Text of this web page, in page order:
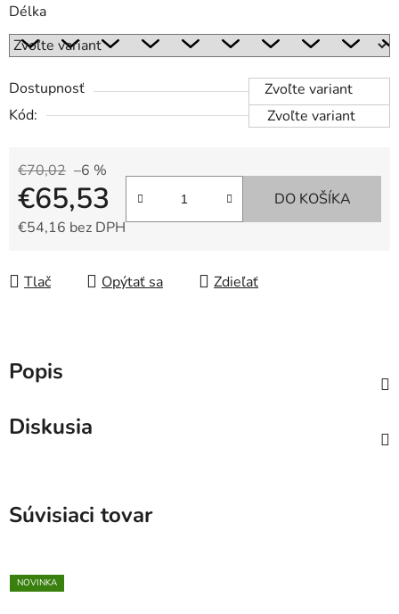
Délka
Dostupnosť
Zvoľte variant
Kód:
Zvoľte variant
€70,02 –6 %
€65,53
€54,16 bez DPH
DO KOŠÍKA
Tlač Opýtať sa Zdieľať
Popis
Diskusia
Súvisiaci tovar
NOVINKA